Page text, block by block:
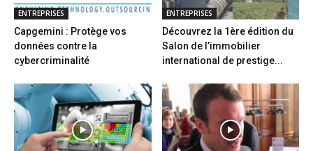
ENTREPRISES
Capgemini : Protège vos
données contre la
cybercriminalité
ENTREPRISES
Découvrez la 1ère édition du
Salon de l’immobilier
international de prestige...